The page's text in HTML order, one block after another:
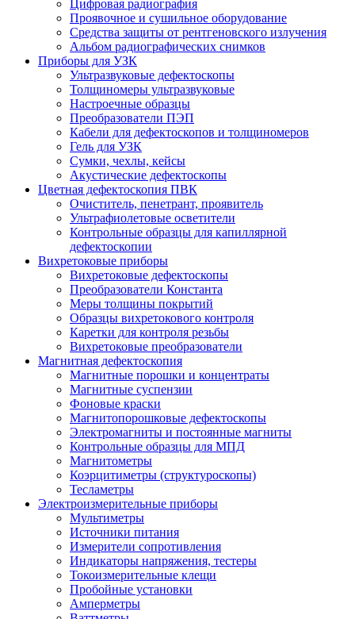
Цифровая радиография
Проявочное и сушильное оборудование
Средства защиты от рентгеновского излучения
Альбом радиографических снимков
Приборы для УЗК
Ультразвуковые дефектоскопы
Толщиномеры ультразвуковые
Настроечные образцы
Преобразователи ПЭП
Кабели для дефектоскопов и толщиномеров
Гель для УЗК
Сумки, чехлы, кейсы
Акустические дефектоскопы
Цветная дефектоскопия ПВК
Очиститель, пенетрант, проявитель
Ультрафиолетовые осветители
Контрольные образцы для капиллярной
дефектоскопии
Вихретоковые приборы
Вихретоковые дефектоскопы
Преобразователи Константа
Меры толщины покрытий
Образцы вихретокового контроля
Каретки для контроля резьбы
Вихретоковые преобразователи
Магнитная дефектоскопия
Магнитные порошки и концентраты
Магнитные суспензии
Фоновые краски
Магнитопорошковые дефектоскопы
Электромагниты и постоянные магниты
Контрольные образцы для МПД
Магнитометры
Коэрцитиметры (структуроскопы)
Тесламетры
Электроизмерительные приборы
Мультиметры
Источники питания
Измерители сопротивления
Индикаторы напряжения, тестеры
Токоизмерительные клещи
Пробойные установки
Амперметры